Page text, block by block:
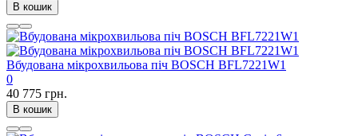
В кошик
Вбудована мікрохвильова піч BOSCH BFL7221W1
0
40 775 грн.
В кошик